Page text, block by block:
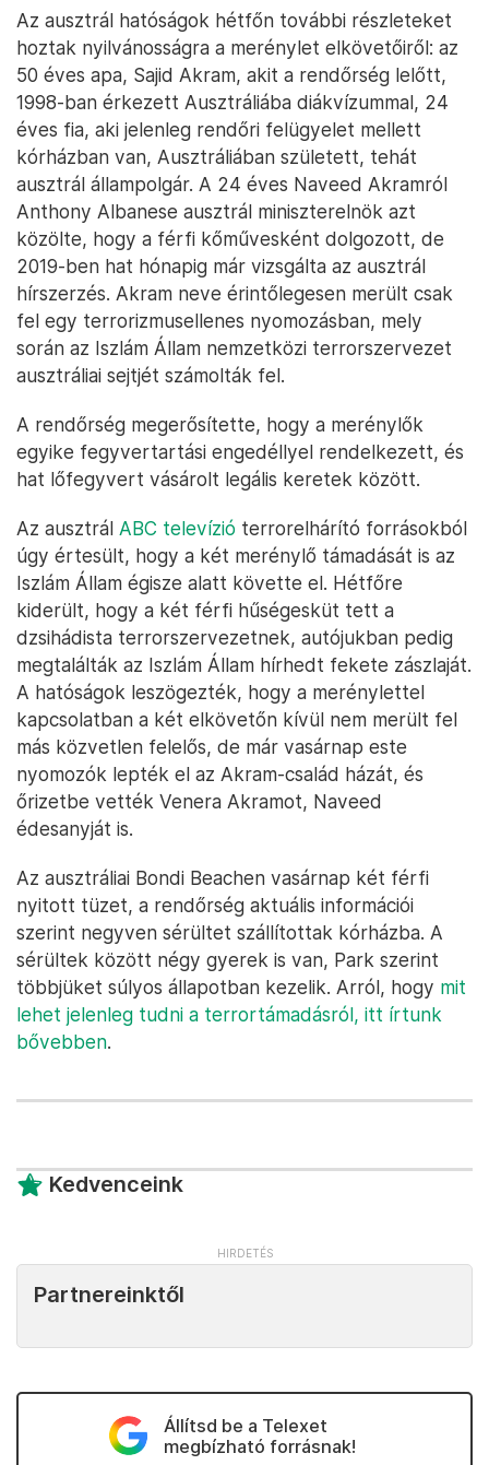
Az ausztrál hatóságok hétfőn további részleteket
hoztak nyilvánosságra a merénylet elkövetőiről: az
50 éves apa, Sajid Akram, akit a rendőrség lelőtt,
1998-ban érkezett Ausztráliába diákvízummal, 24
éves fia, aki jelenleg rendőri felügyelet mellett
kórházban van, Ausztráliában született, tehát
ausztrál állampolgár. A 24 éves Naveed Akramról
Anthony Albanese ausztrál miniszterelnök azt
közölte, hogy a férfi kőművesként dolgozott, de
2019-ben hat hónapig már vizsgálta az ausztrál
hírszerzés. Akram neve érintőlegesen merült csak
fel egy terrorizmusellenes nyomozásban, mely
során az Iszlám Állam nemzetközi terrorszervezet
ausztráliai sejtjét számolták fel.
A rendőrség megerősítette, hogy a merénylők
egyike fegyvertartási engedéllyel rendelkezett, és
hat lőfegyvert vásárolt legális keretek között.
Az ausztrál ABC televízió terrorelhárító forrásokból
úgy értesült, hogy a két merénylő támadását is az
Iszlám Állam égisze alatt követte el. Hétfőre
kiderült, hogy a két férfi hűségesküt tett a
dzsihádista terrorszervezetnek, autójukban pedig
megtalálták az Iszlám Állam hírhedt fekete zászlaját.
A hatóságok leszögezték, hogy a merénylettel
kapcsolatban a két elkövetőn kívül nem merült fel
más közvetlen felelős, de már vasárnap este
nyomozók lepték el az Akram-család házát, és
őrizetbe vették Venera Akramot, Naveed
édesanyját is.
Az ausztráliai Bondi Beachen vasárnap két férfi
nyitott tüzet, a rendőrség aktuális információi
szerint negyven sérültet szállítottak kórházba. A
sérültek között négy gyerek is van, Park szerint
többjüket súlyos állapotban kezelik. Arról, hogy mit
lehet jelenleg tudni a terrortámadásról, itt írtunk
bővebben.
Kedvenceink
Partnereinktől
Állítsd be a Telexet
megbízható forrásnak!